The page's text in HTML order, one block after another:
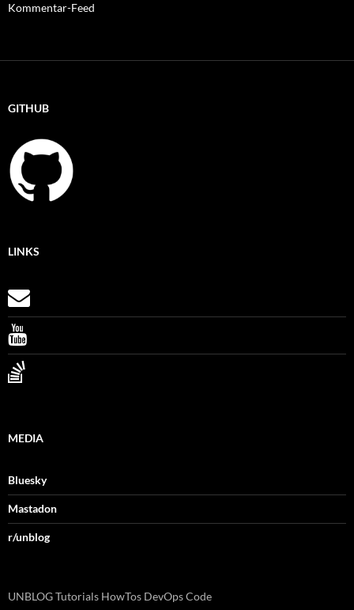
Kommentar-Feed
GITHUB
LINKS
MEDIA
Bluesky
Mastadon
r/unblog
UNBLOG Tutorials HowTos DevOps Code